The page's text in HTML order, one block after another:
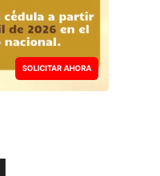
SOLICITAR AHORA